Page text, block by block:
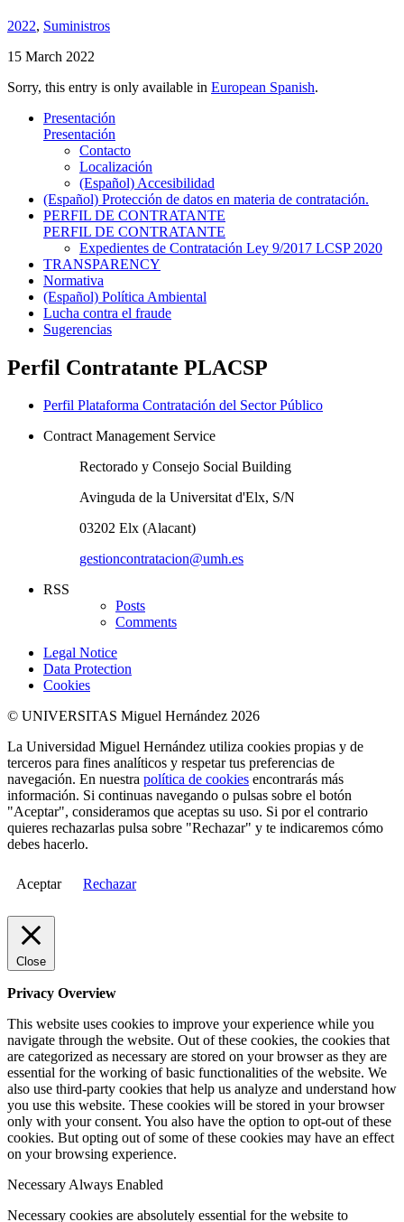
2022, Suministros
15 March 2022
Sorry, this entry is only available in European Spanish.
Presentación
Presentación
Contacto
Localización
(Español) Accesibilidad
(Español) Protección de datos en materia de contratación.
PERFIL DE CONTRATANTE
PERFIL DE CONTRATANTE
Expedientes de Contratación Ley 9/2017 LCSP 2020
TRANSPARENCY
Normativa
(Español) Política Ambiental
Lucha contra el fraude
Sugerencias
Perfil Contratante PLACSP
Perfil Plataforma Contratación del Sector Público
Contract Management Service
Rectorado y Consejo Social Building
Avinguda de la Universitat d'Elx, S/N
03202 Elx (Alacant)
gestioncontratacion@umh.es
RSS
Posts
Comments
Legal Notice
Data Protection
Cookies
© UNIVERSITAS Miguel Hernández 2026
La Universidad Miguel Hernández utiliza cookies propias y de
terceros para fines analíticos y respetar tus preferencias de
navegación. En nuestra política de cookies encontrarás más
información. Si continuas navegando o pulsas sobre el botón
"Aceptar", consideramos que aceptas su uso. Si por el contrario
quieres rechazarlas pulsa sobre "Rechazar" y te indicaremos cómo
debes hacerlo.
Aceptar Rechazar
Close
Privacy Overview
This website uses cookies to improve your experience while you
navigate through the website. Out of these cookies, the cookies that
are categorized as necessary are stored on your browser as they are
essential for the working of basic functionalities of the website. We
also use third-party cookies that help us analyze and understand how
you use this website. These cookies will be stored in your browser
only with your consent. You also have the option to opt-out of these
cookies. But opting out of some of these cookies may have an effect
on your browsing experience.
NecessaryAlways Enabled
Necessary cookies are absolutely essential for the website to